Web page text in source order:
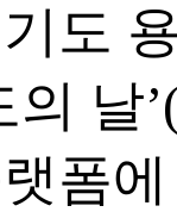
도
의 날
폼